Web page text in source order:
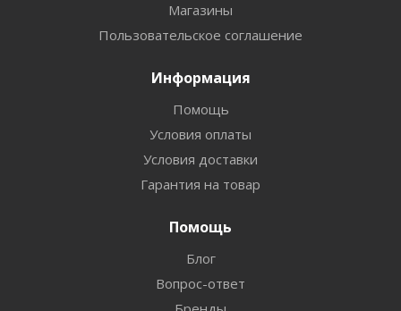
Магазины
Пользовательское соглашение
Информация
Помощь
Условия оплаты
Условия доставки
Гарантия на товар
Помощь
Блог
Вопрос-ответ